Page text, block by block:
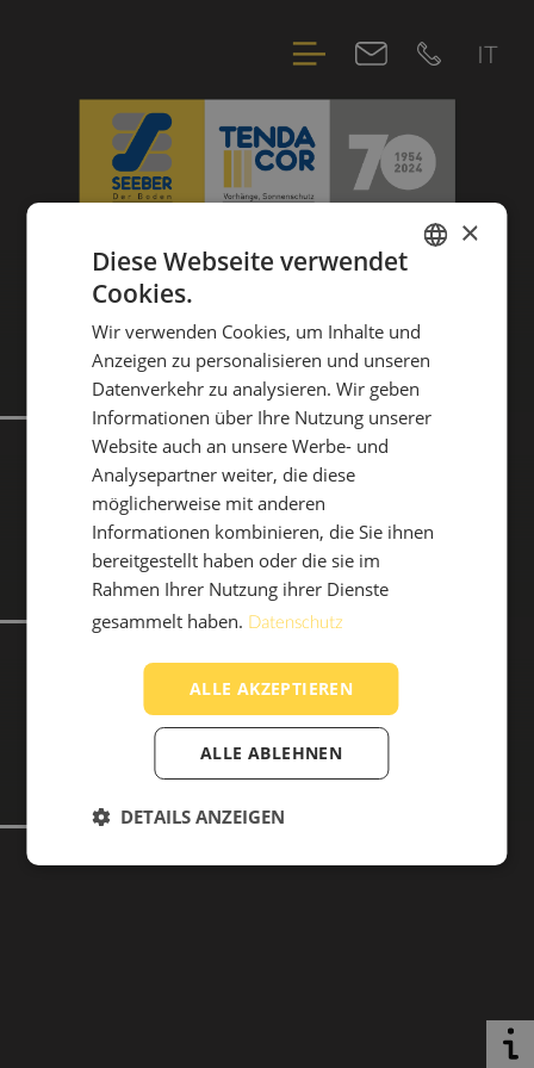
IT
OUTDOOR LIVING
BETRIEB
DER BODEN
OUTDOOR
LIVING
HOME
ITALIAN
×
Diese Webseite verwendet
Cookies.
Wir verwenden Cookies, um Inhalte und
Anzeigen zu personalisieren und unseren
Datenverkehr zu analysieren. Wir geben
Informationen über Ihre Nutzung unserer
Website auch an unsere Werbe- und
Analysepartner weiter, die diese
möglicherweise mit anderen
Informationen kombinieren, die Sie ihnen
bereitgestellt haben oder die sie im
Rahmen Ihrer Nutzung ihrer Dienste
gesammelt haben. Datenschutz
ALLE AKZEPTIEREN
ALLE ABLEHNEN
DETAILS ANZEIGEN